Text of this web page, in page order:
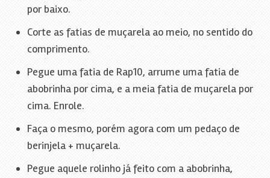
por baixo.
Corte as fatias de muçarela ao meio, no sentido do
comprimento.
Pegue uma fatia de Rap10, arrume uma fatia de
abobrinha por cima, e a meia fatia de muçarela por
cima. Enrole.
Faça o mesmo, porém agora com um pedaço de
berinjela + muçarela.
Pegue aquele rolinho já feito com a abobrinha,